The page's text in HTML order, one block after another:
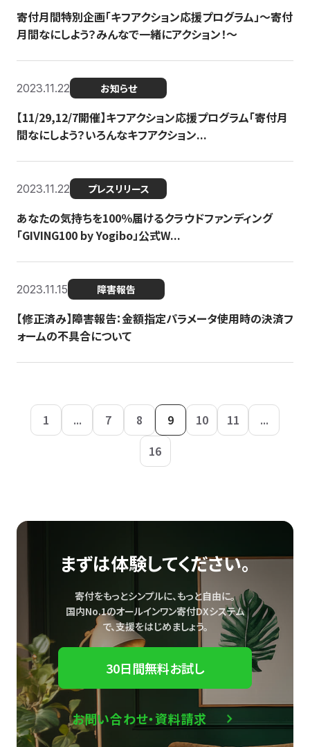
寄付月間特別企画「キフアクション応援プログラム」〜寄付
月間なにしよう？みんなで一緒にアクション！〜
2023.11.22 お知らせ
【11/29,12/7開催】キフアクション応援プログラム「寄付月
間なにしよう？いろんなキフアクション...
2023.11.22 プレスリリース
あなたの気持ちを100％届けるクラウドファンディング
「GIVING100 by Yogibo」公式W...
2023.11.15 障害報告
【修正済み】障害報告：金額指定パラメータ使用時の決済フ
ォームの不具合について
1 ... 7 8 9 10 11
...
16
まずは体験してください。
寄付をもっとシンプルに、もっと自由に。
国内No.1のオールインワン寄付DXシステム
で、支援をはじめましょう。
30日間無料お試し
お問い合わせ・資料請求